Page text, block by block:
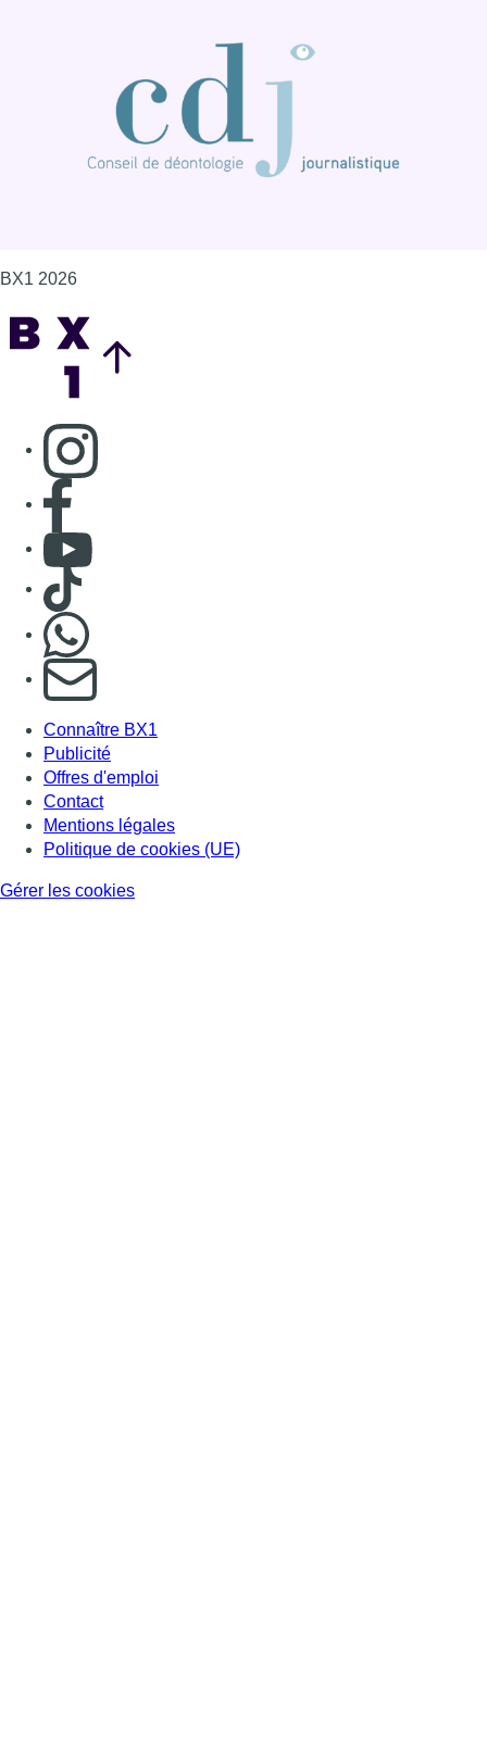
BX1 2026
Consulter page Instagram
Consulter page Facebook
Consulter Youtube
Consulter TikTok
S'abonner à notre newsletter
Connaître BX1
Publicité
Offres d'emploi
Contact
Mentions légales
Politique de cookies (UE)
Gérer les cookies